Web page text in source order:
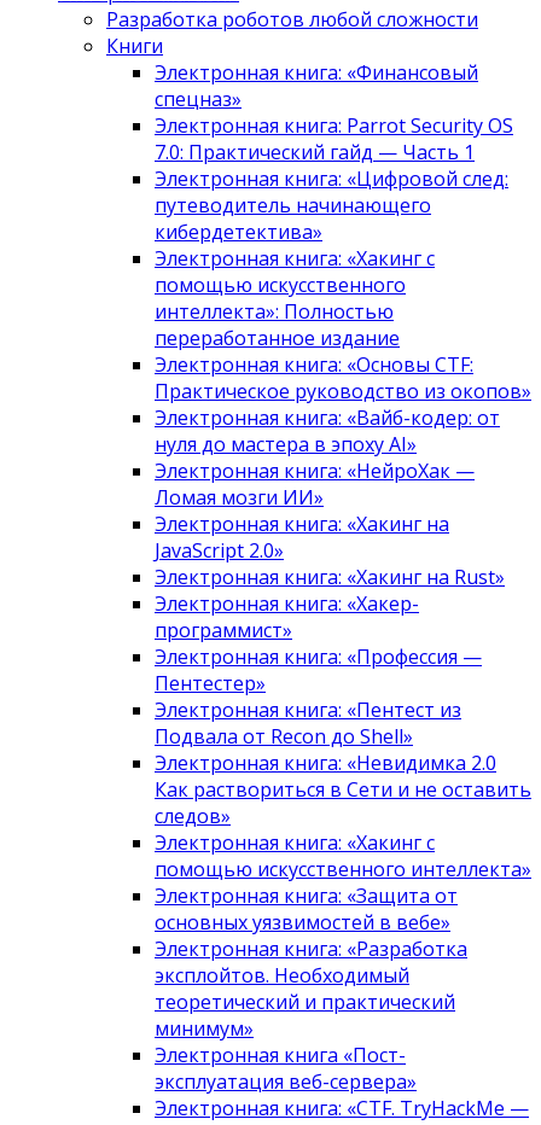
Разработка роботов любой сложности
Книги
Электронная книга: «Финансовый
спецназ»
Электронная книга: Parrot Security OS
7.0: Практический гайд — Часть 1
Электронная книга: «Цифровой след:
путеводитель начинающего
кибердетектива»
Электронная книга: «Хакинг с
помощью искусственного
интеллекта»: Полностью
переработанное издание
Электронная книга: «Основы CTF:
Практическое руководство из окопов»
Электронная книга: «Вайб-кодер: от
нуля до мастера в эпоху AI»
Электронная книга: «НейроХак —
Ломая мозги ИИ»
Электронная книга: «Хакинг на
JavaScript 2.0»
Электронная книга: «Хакинг на Rust»
Электронная книга: «Хакер-
программист»
Электронная книга: «Профессия —
Пентестер»
Электронная книга: «Пентест из
Подвала от Recon до Shell»
Электронная книга: «Невидимка 2.0
Как раствориться в Сети и не оставить
следов»
Электронная книга: «Хакинг с
помощью искусственного интеллекта»
Электронная книга: «Защита от
основных уязвимостей в вебе»
Электронная книга: «Разработка
эксплойтов. Необходимый
теоретический и практический
минимум»
Электронная книга «Пост-
эксплуатация веб-сервера»
Электронная книга: «CTF. TryHackMe —